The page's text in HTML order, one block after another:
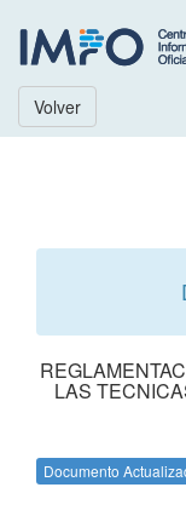
Volver
LAS
Documento